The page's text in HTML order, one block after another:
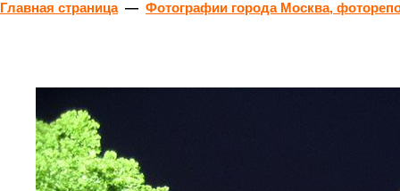
Главная страница— Фотографии города Москва,